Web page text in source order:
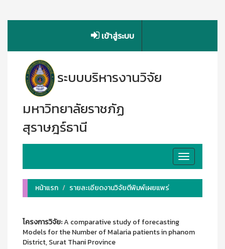
เข้าสู่ระบบ
ระบบบริหารงานวิจัย
มหาวิทยาลัยราชภัฏ
สุราษฎร์ธานี
Toggle
navigation
หน้าแรก
รายละเอียดงานวิจัยตีพิมพ์เผยแพร่
โครงการวิจัย:A comparative study of forecasting
Models for the Number of Malaria patients in phanom
District, Surat Thani Province